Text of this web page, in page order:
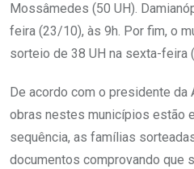
Mossâmedes (50 UH).
feira (23/10), às 9h. Por fim, o
sorteio de 38 UH na sexta-feira
De acordo com o presidente da
obras nestes municípios estão
sequência, as famílias
documentos comprovando que